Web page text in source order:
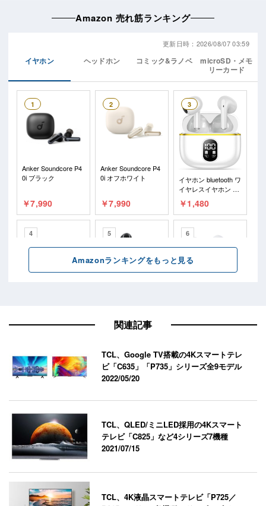
関連記事
TCL、Google TV搭載の4Kスマートテレ
ビ「C635」「P735」シリーズ全9モデル
2022/05/20
TCL、QLED/ミニLED採用の4Kスマート
テレビ「C825」など4シリーズ7機種
2021/07/15
TCL、4K液晶スマートテレビ「P725／